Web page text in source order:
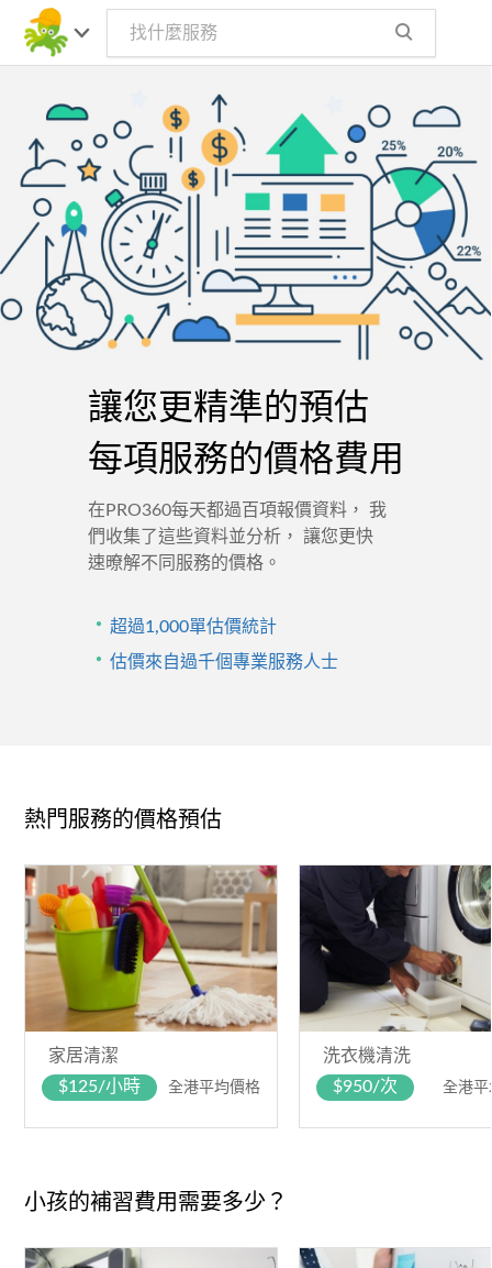
讓您更精準的預估
每項服務的價格費用
在PRO360每天都過百項報價資料， 我
們收集了這些資料並分析， 讓您更快
速暸解不同服務的價格。
・ 超過1,000單估價統計
・ 估價來自過千個專業服務人士
熱門服務的價格預估
家居清潔
$125/小時
全港平均價格
洗衣機清洗
$950/次
全港
小孩的補習費用需要多少？